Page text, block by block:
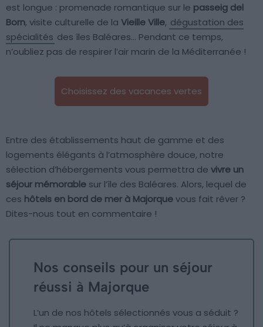
est longue : promenade romantique sur le passeig del
Born, visite culturelle de la Vieille Ville, dégustation des
spécialités des îles Baléares… Pendant ce temps,
n’oubliez pas de respirer l’air marin de la Méditerranée !
Choisissez des vacances vertes
Entre des établissements haut de gamme et des
logements élégants à l’atmosphère douce, notre
sélection d’hébergements vous permettra de vivre un
séjour mémorable sur l’île des Baléares. Alors, lequel de
ces hôtels en bord de mer à Majorquevous fait rêver ?
Dites-nous tout en commentaire !
Nos conseils pour un séjour
réussi à Majorque
L’un de nos hôtels sélectionnés vous a séduit ?